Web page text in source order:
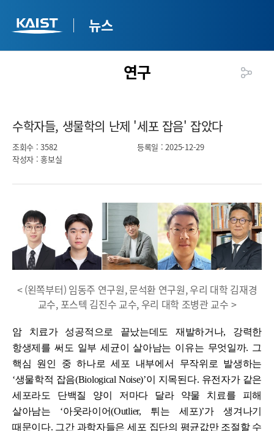
뉴스
연구
수학자들, 생물학의 난제 '세포 잡음' 잡았다​
조회수 : 3582 등록일 : 2025-12-29
작성자 : 홍보실
< (왼쪽부터) 임동주 연구원, 문석환 연구원, 우리 대학 김재경
교수, 포스텍 김진수 교수, 우리 대학 조병관 교수 >
암 치료가 성공적으로 끝났는데도 재발하거나, 강력한
항생제를 써도 일부 세균이 살아남는 이유는 무엇일까. 그
핵심 원인 중 하나로 세포 내부에서 무작위로 발생하는
‘생물학적 잡음(Biological Noise)’이 지목된다. 유전자가 같은
세포라도 단백질 양이 저마다 달라 약물 치료를 피해
살아남는 ‘아웃라이어(Outlier, 튀는 세포)’가 생겨나기
때문이다. 그간 과학자들은 세포 집단의 평균값만 조절할 수